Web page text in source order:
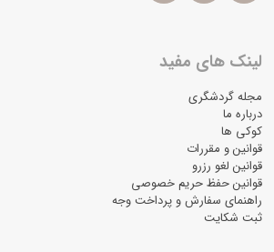
لینک های مفید
مجله گردشگری
درباره ما
کوکی ها
قوانین و مقررات
قوانین لغو رزرو
قوانین حفظ حریم خصوصی
راهنمای سفارش و پرداخت وجه
ثبت شکایت